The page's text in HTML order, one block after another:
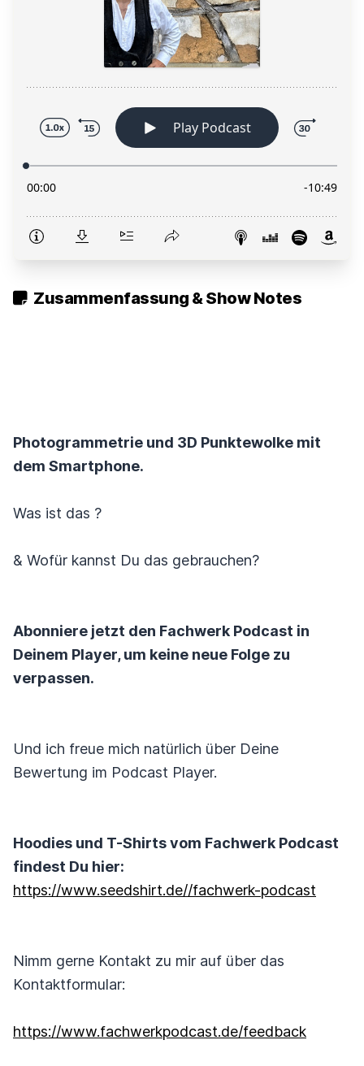
Zusammenfassung & Show Notes
Photogrammetrie und 3D Punktewolke mit
dem Smartphone.
Was ist das ?
& Wofür kannst Du das gebrauchen?
Abonniere jetzt den Fachwerk Podcast in
Deinem Player, um keine neue Folge zu
verpassen.
Und ich freue mich natürlich über Deine
Bewertung im Podcast Player.
Hoodies und T-Shirts vom Fachwerk Podcast
findest Du hier:
https://www.seedshirt.de//fachwerk-podcast
Nimm gerne Kontakt zu mir auf über das
Kontaktformular:
https://www.fachwerkpodcast.de/feedback